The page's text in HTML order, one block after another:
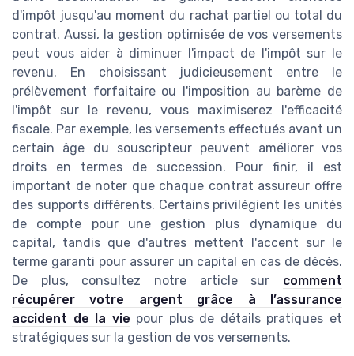
d'impôt jusqu'au moment du rachat partiel ou total du
contrat. Aussi, la gestion optimisée de vos versements
peut vous aider à diminuer l'impact de l'impôt sur le
revenu. En choisissant judicieusement entre le
prélèvement forfaitaire ou l'imposition au barème de
l'impôt sur le revenu, vous maximiserez l'efficacité
fiscale. Par exemple, les versements effectués avant un
certain âge du souscripteur peuvent améliorer vos
droits en termes de succession. Pour finir, il est
important de noter que chaque contrat assureur offre
des supports différents. Certains privilégient les unités
de compte pour une gestion plus dynamique du
capital, tandis que d'autres mettent l'accent sur le
terme garanti pour assurer un capital en cas de décès.
De plus, consultez notre article sur comment
récupérer votre argent grâce à l’assurance
accident de la vie pour plus de détails pratiques et
stratégiques sur la gestion de vos versements.